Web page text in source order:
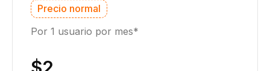
Precio normal
Por 1 usuario por mes*